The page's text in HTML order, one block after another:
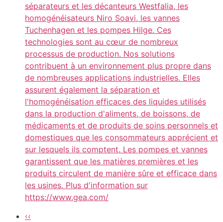
séparateurs et les décanteurs Westfalia, les
homogénéisateurs Niro Soavi, les vannes
Tuchenhagen et les pompes Hilge. Ces
technologies sont au cœur de nombreux
processus de production. Nos solutions
contribuent à un environnement plus propre dans
de nombreuses applications industrielles. Elles
assurent également la séparation et
l'homogénéisation efficaces des liquides utilisés
dans la production d'aliments, de boissons, de
médicaments et de produits de soins personnels et
domestiques que les consommateurs apprécient et
sur lesquels ils comptent. Les pompes et vannes
garantissent que les matières premières et les
produits circulent de manière sûre et efficace dans
les usines. Plus d'information sur
https://www.gea.com/
‹‹